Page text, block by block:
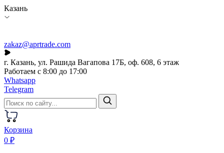
Казань
zakaz@aprtrade.com
г. Казань, ул. Рашида Вагапова 17Б, оф. 608, 6 этаж
Работаем с 8:00 до 17:00
Whatsapp
Telegram
Корзина
0 ₽